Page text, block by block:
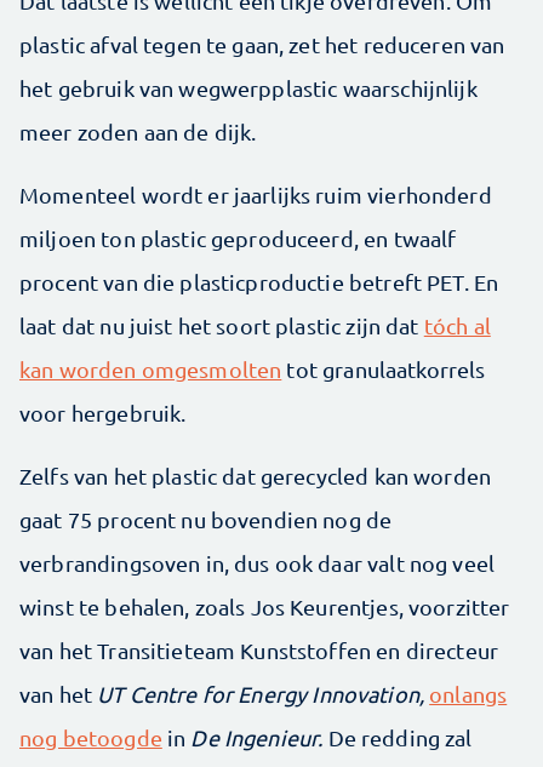
plastic afval tegen te gaan, zet het reduceren van
het gebruik van wegwerpplastic waarschijnlijk
meer zoden aan de dijk.
Momenteel wordt er jaarlijks ruim vierhonderd
miljoen ton plastic geproduceerd, en twaalf
procent van die plasticproductie betreft PET. En
laat dat nu juist het soort plastic zijn dat tóch al
kan worden omgesmolten tot granulaatkorrels
voor hergebruik.
Zelfs van het plastic dat gerecycled kan worden
gaat 75 procent nu bovendien nog de
verbrandingsoven in, dus ook daar valt nog veel
winst te behalen, zoals Jos Keurentjes, voorzitter
van het Transitieteam Kunststoffen en directeur
van het UT Centre for Energy Innovation, onlangs
nog betoogde in De Ingenieur. De redding zal